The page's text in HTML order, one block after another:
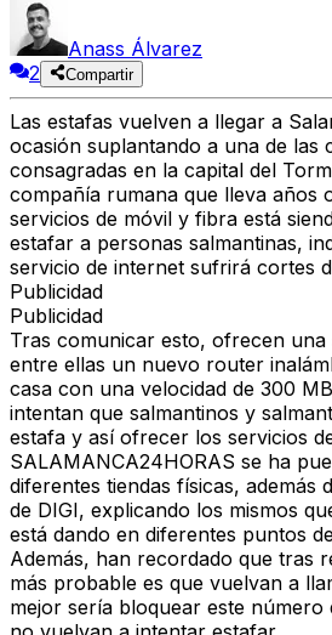
Anass Álvarez
2
Compartir
Las estafas vuelven a llegar a
ocasión suplantando a una de las
consagradas en la capital del
compañía rumana que lleva años
servicios de móvil y fibra está
estafar a personas salmantinas,
servicio de internet sufrirá cortes
Publicidad
Publicidad
Tras comunicar esto, ofrecen una
entre ellas un nuevo router
casa con una velocidad de 300
intentan que salmantinos y
estafa y así ofrecer los servicios
SALAMANCA24HORAS se ha
diferentes tiendas físicas, además
de DIGI, explicando los mismos
está dando en diferentes puntos
Además, han recordado que tras
más probable es que vuelvan a
mejor sería bloquear este